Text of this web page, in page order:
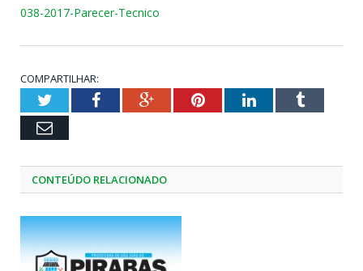
038-2017-Parecer-Tecnico
COMPARTILHAR:
TwitterFacebookGoogle+PinterestLinkedInTumblr
Email
CONTEÚDO RELACIONADO